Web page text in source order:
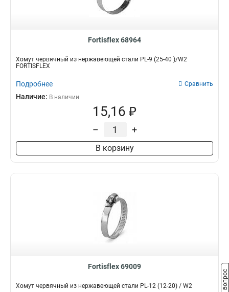
Fortisflex 68964
Хомут червячный из нержавеющей стали PL-9 (25-40 )/W2
FORTISFLEX
Подробнее Сравнить
Наличие: В наличии
15,16 ₽
– +
В корзину
Fortisflex 69009
Хомут червячный из нержавеющей стали PL-12 (12-20) / W2